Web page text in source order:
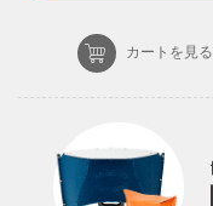
カートを見る